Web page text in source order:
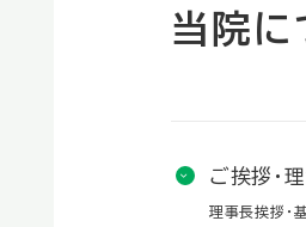
当院に
ご挨拶・
理事長挨拶・